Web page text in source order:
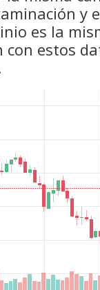
y
es la
estos